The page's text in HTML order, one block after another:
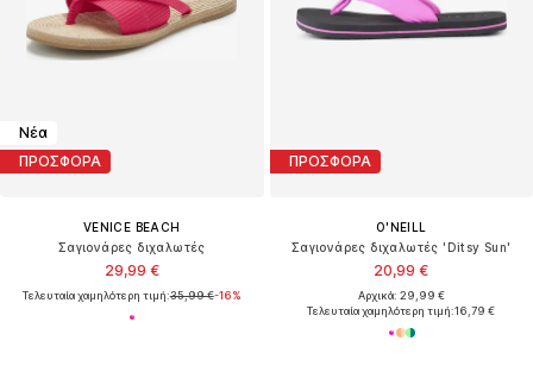
Νέα
ΠΡΟΣΦΟΡΑ
VENICE BEACH
Σαγιονάρες διχαλωτές
29,99 €
Τελευταία χαμηλότερη τιμή:35,99 €-16%
ΠΡΟΣΦΟΡΑ
O'NEILL
Σαγιονάρες διχαλωτές 'Ditsy Sun'
20,99 €
Αρχικά: 29,99 €
Τελευταία χαμηλότερη τιμή:16,79 €